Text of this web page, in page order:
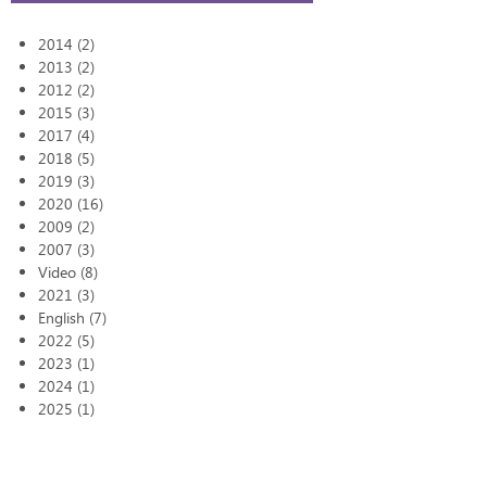
2014 (2)
2013 (2)
2012 (2)
2015 (3)
2017 (4)
2018 (5)
2019 (3)
2020 (16)
2009 (2)
2007 (3)
Video (8)
2021 (3)
English (7)
2022 (5)
2023 (1)
2024 (1)
2025 (1)